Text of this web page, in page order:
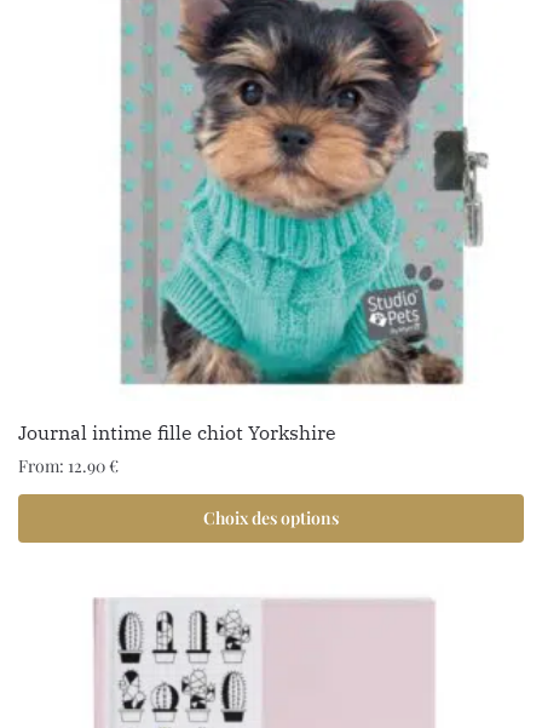
Journal intime fille chiot Yorkshire
From: 12.90€
Choix des options